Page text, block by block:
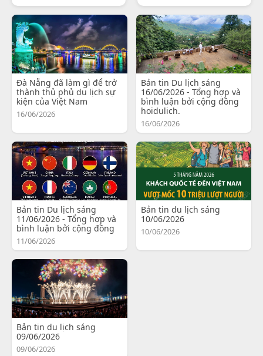
Đà Nẵng đã làm gì để trở
thành thủ phủ du lịch sự
kiện của Việt Nam
16/06/2026
Bản tin Du lịch sáng
16/06/2026 - Tổng hợp và
bình luận bởi cộng đồng
hoidulich.
16/06/2026
Bản tin Du lịch sáng
11/06/2026 - Tổng hợp và
bình luận bởi cộng đồng
11/06/2026
Bản tin du lịch sáng
10/06/2026
10/06/2026
Bản tin du lịch sáng
09/06/2026
09/06/2026